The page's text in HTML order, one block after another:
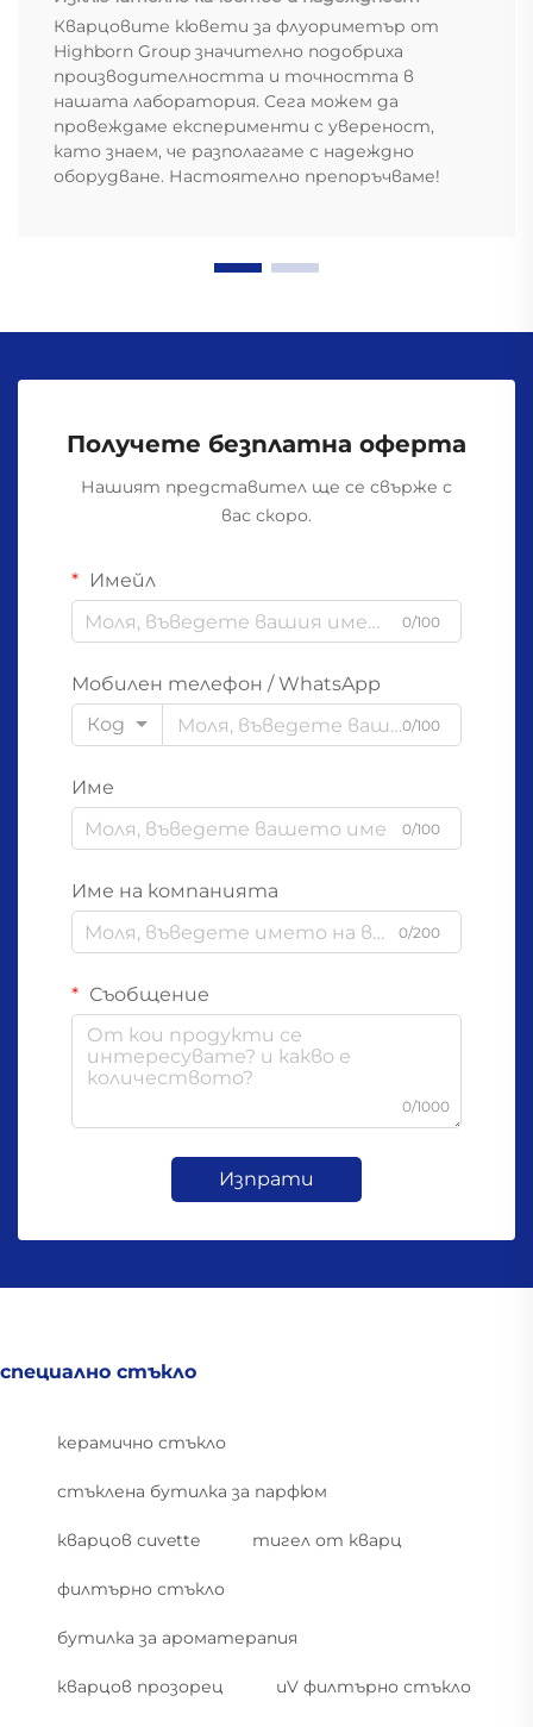
Кварцовите кювети за флуориметър от
Highborn Group значително подобриха
производителността и точността в
нашата лаборатория. Сега можем да
провеждаме експерименти с увереност,
като знаем, че разполагаме с надеждно
оборудване. Настоятелно препоръчваме!
Получете безплатна оферта
Нашият представител ще се свърже с
вас скоро.
Имейл
0/100
Мобилен телефон / WhatsApp
Код
0/100
Име
0/100
Име на компанията
0/200
Съобщение
0/1000
Изпрати
специално стъкло
керамично стъкло
стъклена бутилка за парфюм
кварцов cuvette тигел от кварц
филтърно стъкло
бутилка за ароматерапия
кварцов прозорец uV филтърно стъкло